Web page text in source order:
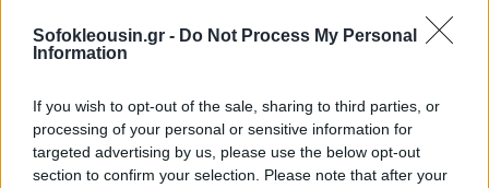
Sofokleousin.gr - Do Not Process My Personal
Information
If you wish to opt-out of the sale, sharing to third parties, or
processing of your personal or sensitive information for
targeted advertising by us, please use the below opt-out
section to confirm your selection. Please note that after your
εφόσον η αμερικανική εκστρατεία ...
ΑΣΦΑΛΙΣΤΙΚΉ TECHIN ΑΓΟΡΈΣ